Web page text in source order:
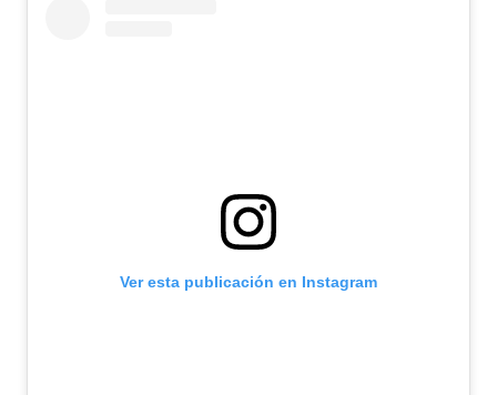
Ver esta publicación en Instagram